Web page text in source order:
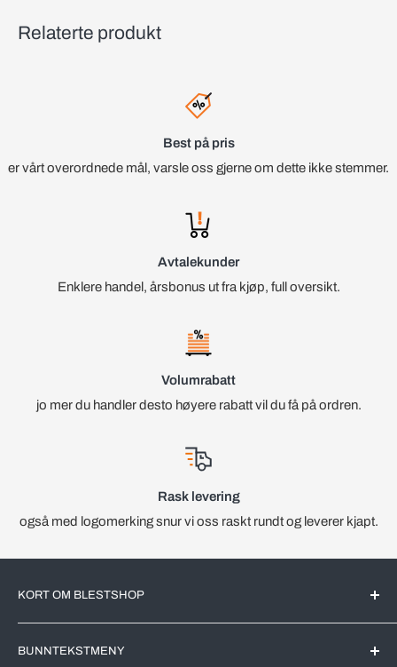
Relaterte produkt
Best på pris
er vårt overordnede mål, varsle oss gjerne om dette ikke stemmer.
Avtalekunder
Enklere handel, årsbonus ut fra kjøp, full oversikt.
Volumrabatt
jo mer du handler desto høyere rabatt vil du få på ordren.
Rask levering
også med logomerking snur vi oss raskt rundt og leverer kjapt.
KORT OM BLESTSHOP
det Norske markedet. All videreforedling av produktene blir
BUNNTEKSTMENY